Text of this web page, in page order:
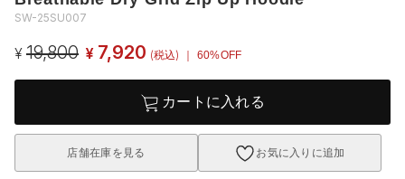
SW-25SU007
¥ 19,800 ¥ 7,920 (税込) ｜ 60%OFF
カートに入れる
店舗在庫を見る お気に入りに追加